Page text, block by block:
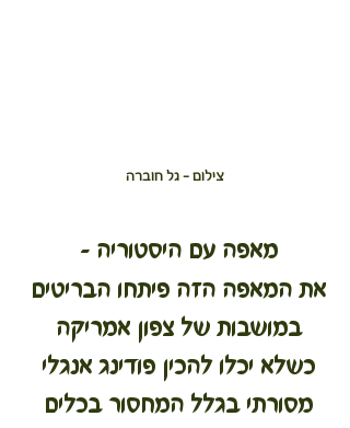
צילום - גל חוברה
מאפה עם היסטוריה –
את המאפה הזה פיתחו הבריטים
במושבות של צפון אמריקה
כשלא יכלו להכין פודינג אנגלי
מסורתי בגלל המחסור בכלים